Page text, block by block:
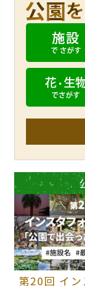
第20回 イ